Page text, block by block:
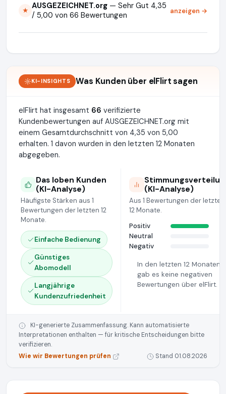
★ AUSGEZEICHNET.org — Sehr Gut 4,35
/ 5,00 von 66 Bewertungen
anzeigen →
KI-INSIGHTS Was Kunden über elFlirt sagen
elFlirt hat insgesamt 66 verifizierte
Kundenbewertungen auf AUSGEZEICHNET.org mit
einem Gesamtdurchschnitt von 4,35 von 5,00
erhalten. 1 davon wurden in den letzten 12 Monaten
abgegeben.
Das loben Kunden
(KI-Analyse)
Häufigste Stärken aus 1
Bewertungen der letzten 12
Monate.
Einfache Bedienung
Günstiges
Abomodell
Langjährige
Kundenzufriedenheit
(KI-Analyse)
Aus 1 Bewertungen der letzten
12 Monate.
Positiv
Neutral
Negativ
In den letzten 12 Monaten
gab es keine negativen
Bewertungen über elFlirt.
KI-generierte Zusammenfassung. Kann automatisierte
Interpretationen enthalten — für kritische Entscheidungen bitte
verifizieren.
Wie wir Bewertungen prüfen
Stand 01.08.2026